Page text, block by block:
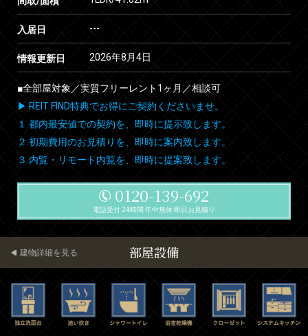
入居日 ---
情報更新日 2026年8月4日
■全部屋対象／実質フリーレント1ヶ月／相談可
▶ REIT FIND特典でお得にご契約くださいませ。
１.都内最安値での契約を、即時に提示致します。
２.初期費用のお見積りを、即時に案内致します。
３.内覧・リモート内覧を、即時に提案致します。
0120-139-692
電話受付 24時間 年中無休 即日お見積り
部屋設備
建物詳細を見る